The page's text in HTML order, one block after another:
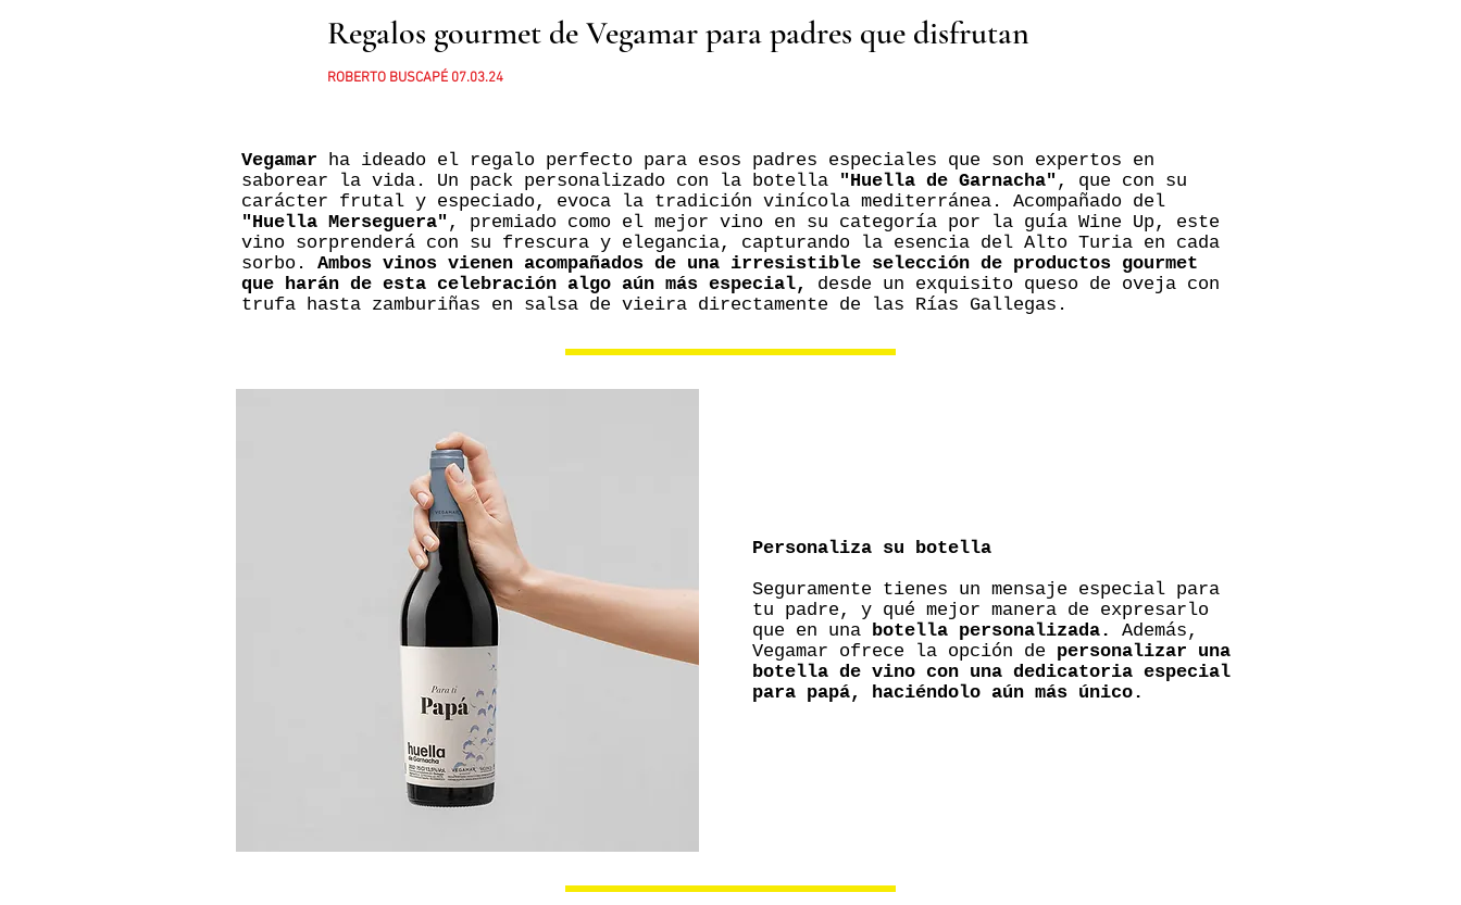
Regalos gourmet de Vegamar para padres que disfrutan
ROBERTO BUSCAPÉ 07.03.24
Vegamar ha ideado el regalo perfecto para esos padres especiales que son expertos en
saborear la vida. Un pack personalizado con la botella
"Huella de Garnacha" , que con su
carácter frutal y especiado, evoca la tradición vinícola mediterránea. Acompañado del
"Huella Merseguera" , premiado como el mejor vino en su categoría por la guía Wine Up, este
vino sorprenderá con su frescura y elegancia, capturando la esencia del Alto Turia en cada
sorbo. Ambos vinos vienen acompañados de una irresistible selección de productos gourmet
que harán de esta celebración algo aún más especial,
desde un exquisito queso de oveja con
trufa hasta zamburiñas en salsa de vieira directamente de las Rías Gallegas.
Personaliza su botella
Seguramente tienes un mensaje especial para
tu padre, y qué mejor manera de expresarlo
que en una botella personalizada.
Además,
Vegamar ofrece la opción de personalizar una
botella de vino con una dedicatoria especial
para papá, haciéndolo aún más único.